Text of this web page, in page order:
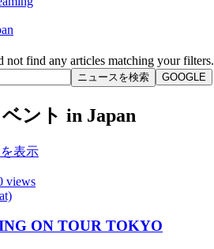
not find any articles matching your filters.
ニュースを検索 GOOGLE
ント in Japan
表示
views
ON TOUR TOKYO